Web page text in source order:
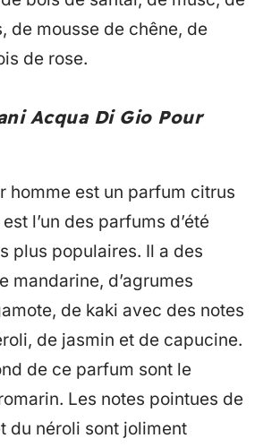
de mousse de chêne, de
de rose.
Acqua Di Gio Pour
homme est un parfum citrus
l’un des parfums d’été
plus populaires. Il a des
mandarine, d’agrumes
de kaki avec des notes
de jasmin et de capucine.
de ce parfum sont le
Les notes pointues de
du néroli sont joliment